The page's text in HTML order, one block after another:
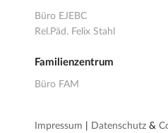
Büro EJEBC
Rel.Päd. Felix Stahl
Familienzentrum
Büro FAM
Impressum Datenschutz &